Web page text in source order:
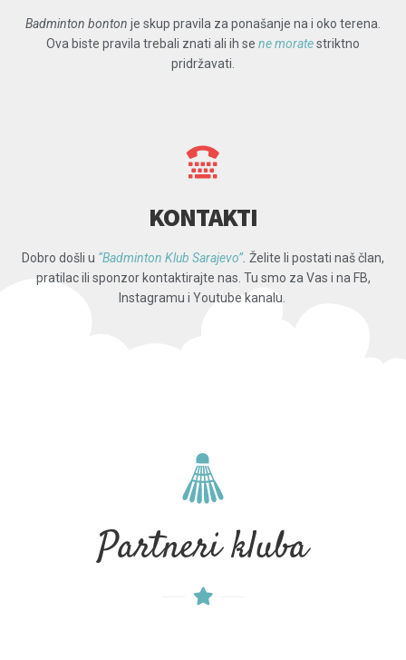
Badminton bonton je skup pravila za ponašanje na i oko terena.
Ova biste pravila trebali znati ali ih se ne moratestriktno
pridržavati.
KONTAKTI
Dobro došli u “Badminton Klub Sarajevo”. Želite li postati naš član,
pratilac ili sponzor kontaktirajte nas. Tu smo za Vas i na FB,
Instagramu i Youtube kanalu.
Partneri kluba